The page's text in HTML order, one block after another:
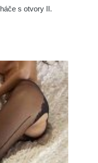
s otvory II.